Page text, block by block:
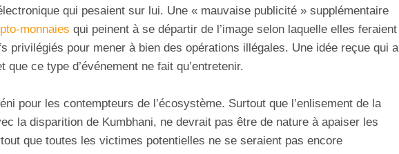
qui pesaient sur lui. Une « mauvaise publicité » supplémentaire
monnaies qui peinent à se départir de l’image selon laquelle elles feraient
privilégiés pour mener à bien des opérations illégales. Une idée reçue qui a
que ce type d’événement ne fait qu’entretenir.
pour les contempteurs de l’écosystème. Surtout que l’enlisement de la
la disparition de Kumbhani, ne devrait pas être de nature à apaiser les
que toutes les victimes potentielles ne se seraient pas encore